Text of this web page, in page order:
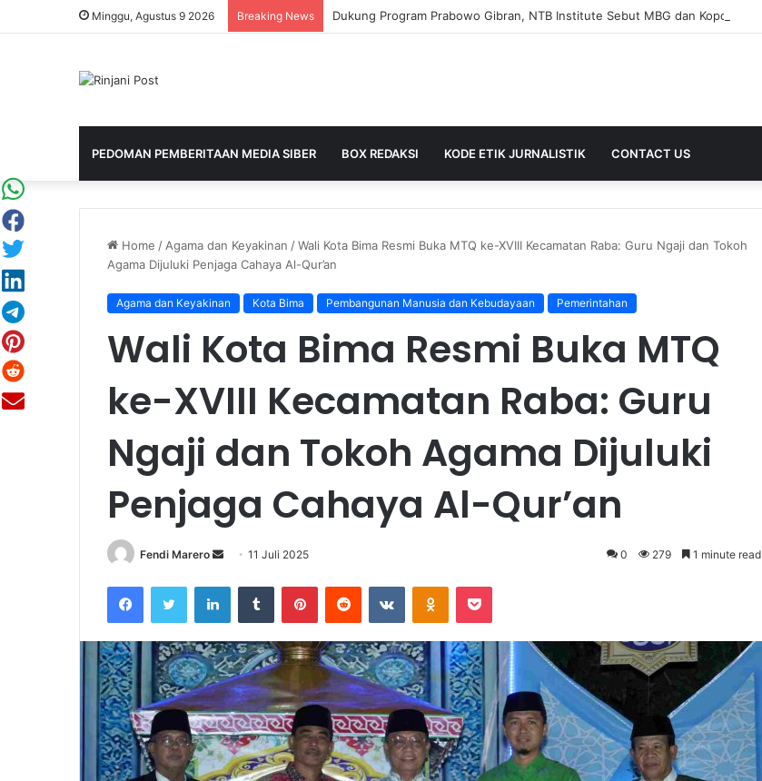
Minggu, Agustus 9 2026 Breaking News
PEDOMAN PEMBERITAAN MEDIA SIBER BOX REDAKSI KODE ETIK JURNALISTIK CONTACT US
Home / Agama dan Keyakinan /Wali Kota Bima Resmi Buka MTQ ke-XVIII Kecamatan Raba: Guru Ngaji dan Tokoh
Agama Dijuluki Penjaga Cahaya Al-Qur’an
Agama dan Keyakinan Kota Bima Pembangunan Manusia dan Kebudayaan Pemerintahan
Wali Kota Bima Resmi Buka MTQ
ke-XVIII Kecamatan Raba: Guru
Ngaji dan Tokoh Agama Dijuluki
Penjaga Cahaya Al-Qur’an
Fendi Marero
Send11 Juli 2025 0 279 1 minute read
FacebookTwitter LinkedIn Tumblr PinterestReddit VKontakteOdnoklassniki